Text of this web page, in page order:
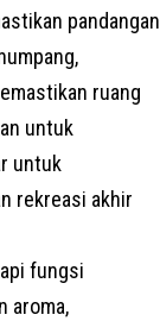
pandangan
ruang
untuk
untuk
rekreasi akhir
fungsi
aroma,